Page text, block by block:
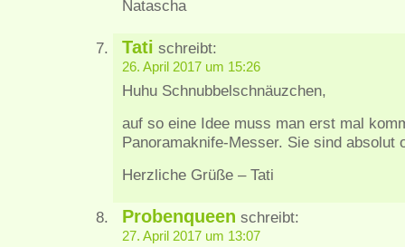
Natascha
Tati schreibt:
26. April 2017 um 15:26
Huhu Schnubbelschnäuzchen,
auf so eine Idee muss man erst mal
Panoramaknife-Messer. Sie sind absolut
Herzliche Grüße – Tati
Probenqueen schreibt:
27. April 2017 um 13:07